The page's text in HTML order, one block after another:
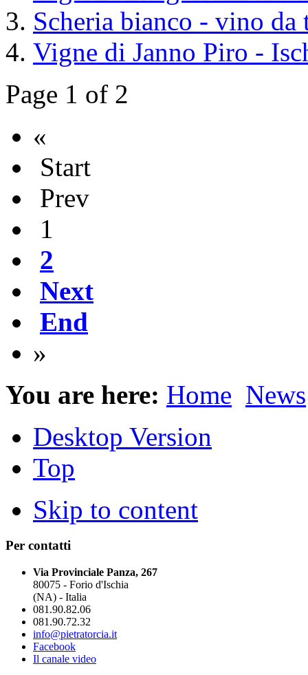
Scheria bianco - vino da
Vigne di Janno Piro -
Page 1 of 2
«
Start
Prev
1
2
Next
End
»
You are here: Home News
Desktop Version
Top
Skip to content
Per contatti
Via Provinciale Panza, 267
80075 - Forio d'Ischia
(NA) - Italia
081.90.82.06
081.90.72.32
info@pietratorcia.it
Facebook
Il canale video